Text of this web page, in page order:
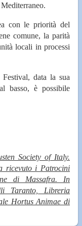
con le priorità del
comune, la parità
locali in processi
data la sua
basso, è possibile
Society of Italy.
ricevuto i Patrocini
di Massafra. In
Taranto, Libreria
Hortus Animae di